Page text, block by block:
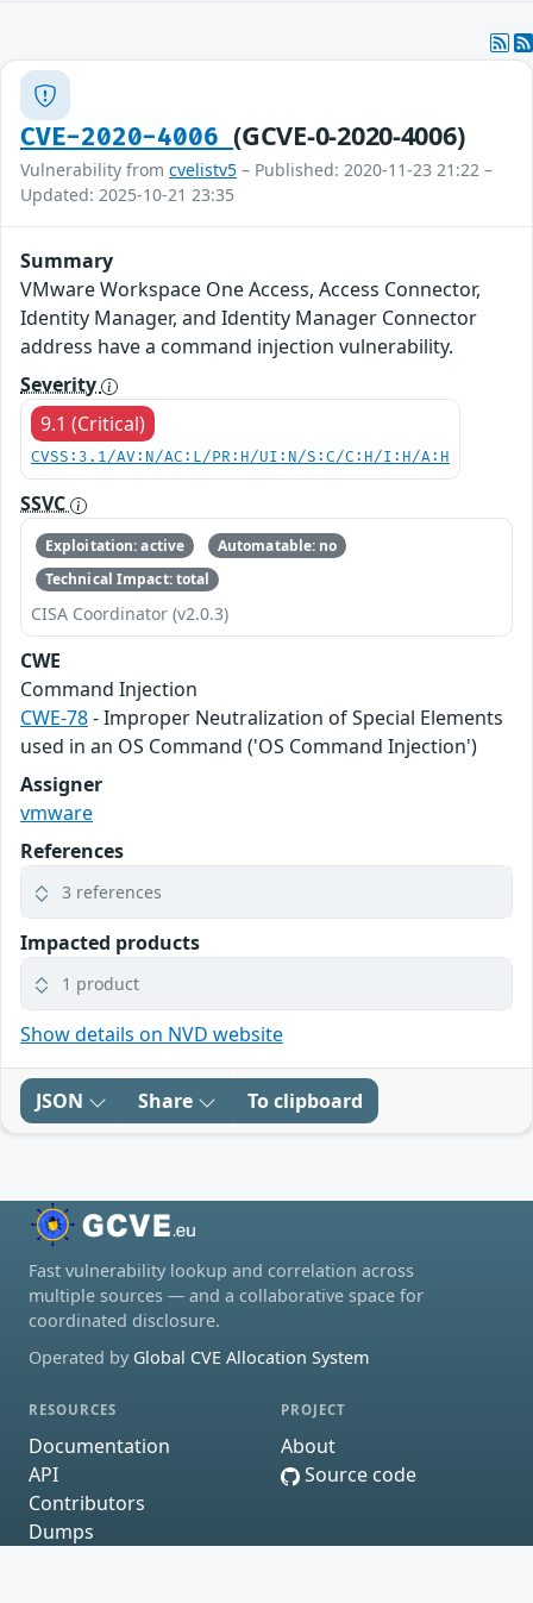
CVE-2020-4006(GCVE-0-2020-4006)
Vulnerability from cvelistv5 – Published: 2020-11-23 21:22 –
Updated: 2025-10-21 23:35
Summary
VMware Workspace One Access, Access Connector,
Identity Manager, and Identity Manager Connector
address have a command injection vulnerability.
Severity
9.1 (Critical)
CVSS:3.1/AV:N/AC:L/PR:H/UI:N/S:C/C:H/I:H/A:H
SSVC
Exploitation: active
Automatable: no
Technical Impact: total
CISA Coordinator (v2.0.3)
CWE
Command Injection
CWE-78- Improper Neutralization of Special Elements
used in an OS Command ('OS Command Injection')
Assigner
vmware
References
3 references
Impacted products
1 product
Show details on NVD website
JSON Share To clipboard
Fast vulnerability lookup and correlation across
multiple sources — and a collaborative space for
coordinated disclosure.
Operated by Global CVE Allocation System
RESOURCES
Documentation
API
Contributors
Dumps
PROJECT
About
Source code